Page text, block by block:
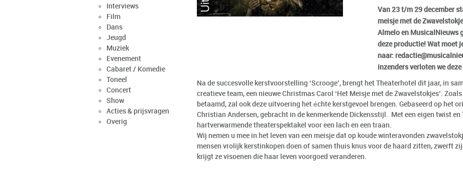
Interviews
Film
Dans
Jeugd
Muziek
Evenement
Cabaret / Komedie
Toneel
Concert
Show
Acties & prijsvragen
Overig
Van 23 t/m 29 december
meisje met de
Almelo en MusicalNieuws
deze productie! Wat moet
naar:
inzenders verloten we
Na de succesvolle kerstvoorstelling ‘Scrooge’, brengt het Theaterhotel dit jaar, in
creatieve team, een nieuwe Christmas Carol ‘Het Meisje met de Zwavelstokjes’.
betaamd, zal ook deze uitvoering het échte kerstgevoel brengen. Gebaseerd op het
Christian Andersen, gebracht in de kenmerkende Dickensstijl. Met een eigen twist
hartverwarmende theaterspektakel voor een lach en een traan.
Wij nemen u mee in het leven van een meisje dat op koude winteravonden
mensen vrolijk kerstinkopen doen of samen thuis knus voor de haard zitten, zwerft
krijgt ze visoenen die haar leven voorgoed veranderen.